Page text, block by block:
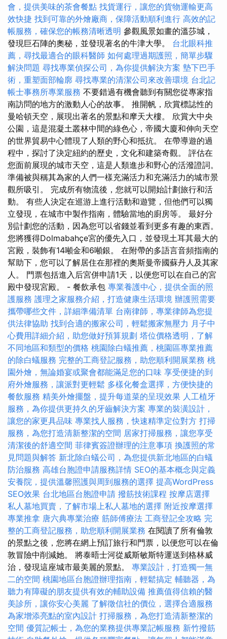
會，提供美味的茶會餐點 找貨運行，讓您的貨物運輸更高
效快捷 找到可靠的外燴廠商，保障活動順利進行 高效的記
帳服務，確保您的帳務清晰透明 參觀風景如畫的溫莎城，
發現巨石陣的奧秘，並發現著名的牛津大學。 台北眼科推
薦，尋找最適合的眼科醫師 如何處理過期護照，簡單步驟
解決問題 尋找專業偵探公司，為你提供解決方案 墊下巴手
術，重塑面部輪廓 尋找專業的清潔公司來改善環境 台北記
帳士事務所專業服務 不要錯過有機會聽到有關您從專家指
南訪問的地方的激動人心的故事。 推開帆，欣賞標誌性的
曼哈頓天空，展現出著名的景點和摩天大樓。 欣賞大中央
公園，這是混凝土叢林中間的綠色心，帝國大廈和伸向天空
的世界貿易中心體現了人類的野心和抵抗。 在帶導遊的過
程中，探討了決定紐約的歷史，文化和建築奇觀。 評估在
您面前展現的城市天空，這是人類進步和野心的活潑證詞。
準備被與稱其為家的人們一樣充滿活力和充滿活力的城市景
觀所吸引。 完成所有物流後，您就可以開始計劃旅行和活
動。 有些人決定在巡游上進行活動和遊覽，但他們可以獨
立發現，在城市中製作指南，體驗當地的廚房等。 最好分
別計劃您的活動，因為您可以省錢並看到更多有趣的東西。
您將獲得Dolmabahçe宮的優先入口，並發現土耳其最大的
宮殿，裝飾有14噸金和6噸銀。 在附帶的多語言音頻指南的
幫助下，您可以了解居住在那裡的奧斯曼帝國蘇丹人及其家
人。 門票包括進入后宮併申請1天，以便您可以在自己的宮
殿中發現宮殿。 - 餐飲承包 專業養護中心，提供全面的照
護服務 護理之家服務介紹，打造健康生活環境 辦護照需要
攜帶哪些文件，詳細準備清單 台南律師，專業律師為您提
供法律協助 找到合適的搬家公司，輕鬆搬家無壓力 月子中
心費用詳細介紹，助您做好預算規劃 塔位價格透明，了解
不同地區和類型的價格 桃園除白蟻推薦，桃園區專業推薦
的除白蟻服務 完整的工商登記服務，助您順利開展業務 桃
園外燴，無論婚宴或聚會都能滿足您的口味 享受便捷的到
府外燴服務，讓派對更輕鬆 多樣化餐盒選擇，方便快捷的
餐飲服務 精美外燴擺盤，提升每道菜的呈現效果 人工植牙
服務，為你提供更持久的牙齒解決方案 專業的裝潢設計，
讓您的家更具品味 專業找人服務，快速精準定位對方 打掃
服務，為您打造清新整潔的空間 居家打掃服務，讓您享受
清潔後的舒適空間 菲律賓簽證辦理的注意事項 換護照的常
見問題與解答 新北除白蟻公司，為您提供新北地區的白蟻
防治服務 高雄台胞證申請服務詳情 SEO的基本概念與定義
安養院，提供溫馨照護與周到服務的選擇 提高WordPress
SEO效果 台北地區台胞證申請 撥筋技術課程 按摩店選擇
私人墓地買賣，了解市場上私人墓地的選擇 附近按摩選擇
專業推拿 唐六典專業治療 筋師傅療法 工商登記全攻略 完
整的工商登記服務，助您順利開展業務 在閱讀了所有倫敦
的景點之後，您將在網上預訂旅行和門票，以便您可以在倫
敦冒險中削減她。 將泰晤士河從威斯敏斯特運送到格林威
治，發現這座城市最美麗的景點。 專業設計，打造獨一無
二的空間 桃園地區台胞證辦理指南，輕鬆搞定 輔聽器，為
聽力有障礙的朋友提供有效的輔助設備 推薦值得信賴的醫
美診所，讓你安心美麗 了解徵信社的價位，選擇合適服務
為家增添亮點的室內設計 打掃服務，為您打造清新整潔的
空間 優質記帳士，為您的業務提供專業記帳服務 新竹撥筋